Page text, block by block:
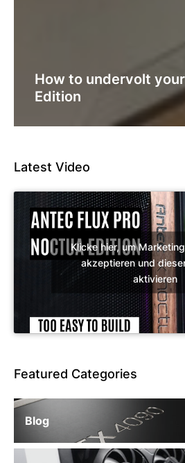
How to undervolt
Edition
Latest Video
Klicke hier, um
akzeptieren und
aktivieren
Featured Categories
Blog